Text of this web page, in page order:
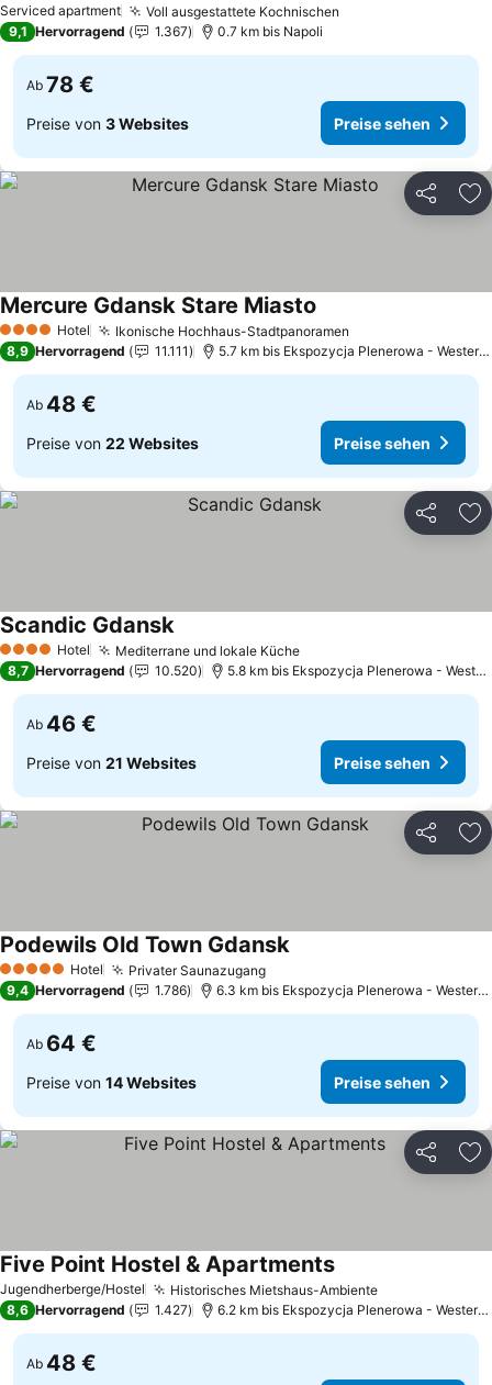
Serviced apartment
Voll ausgestattete Kochnischen
9,1 Hervorragend 1.367 0.7 km bis Napoli
Ab 78 €
Preise von 3 Websites Preise sehen
Teilen
4 Sterne Hotel Ikonische Hochhaus-Stadtpanoramen
Mercure Gdansk Stare Miasto
8,9 Hervorragend 11.111 5.7 km bis Ekspozycja Plenerowa - Westerplatte
Ab 48 €
Preise von 22 Websites Preise sehen
Teilen
4 Sterne Hotel Mediterrane und lokale Küche
Scandic Gdansk
8,7 Hervorragend 10.520 5.8 km bis Ekspozycja Plenerowa - Westerplatte
Ab 46 €
Preise von 21 Websites Preise sehen
Teilen
5 Sterne Hotel Privater Saunazugang
Podewils Old Town Gdansk
9,4 Hervorragend 1.786 6.3 km bis Ekspozycja Plenerowa - Westerplatte
Ab 64 €
Preise von 14 Websites Preise sehen
Teilen
Jugendherberge/Hostel Historisches Mietshaus-Ambiente
Five Point Hostel & Apartments
8,6 Hervorragend 1.427 6.2 km bis Ekspozycja Plenerowa - Westerplatte
Ab 48 €